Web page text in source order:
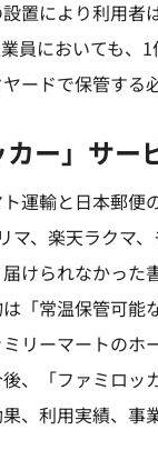
設置により利用
員においても、
ードで保管する
カー」サー
運輸と日本郵便
マ、楽天ラクマ
けられなかった
「常温保管可能
リーマートのホ
、「ファミロ
、利用実績、事